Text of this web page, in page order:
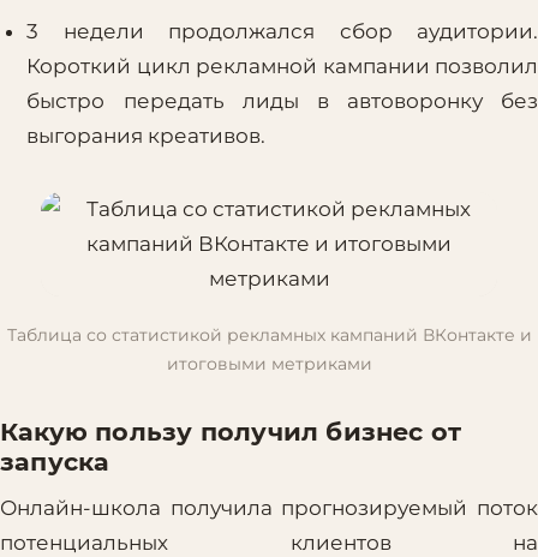
3 недели продолжался сбор аудитории.
Короткий цикл рекламной кампании позволил
быстро передать лиды в автоворонку без
выгорания креативов.
Таблица со статистикой рекламных кампаний ВКонтакте и
итоговыми метриками
Какую пользу получил бизнес от
запуска
Онлайн-школа получила прогнозируемый поток
потенциальных клиентов на